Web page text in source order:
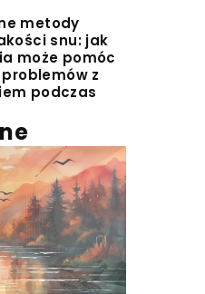
metody
snu: jak
może pomóc
z
podczas